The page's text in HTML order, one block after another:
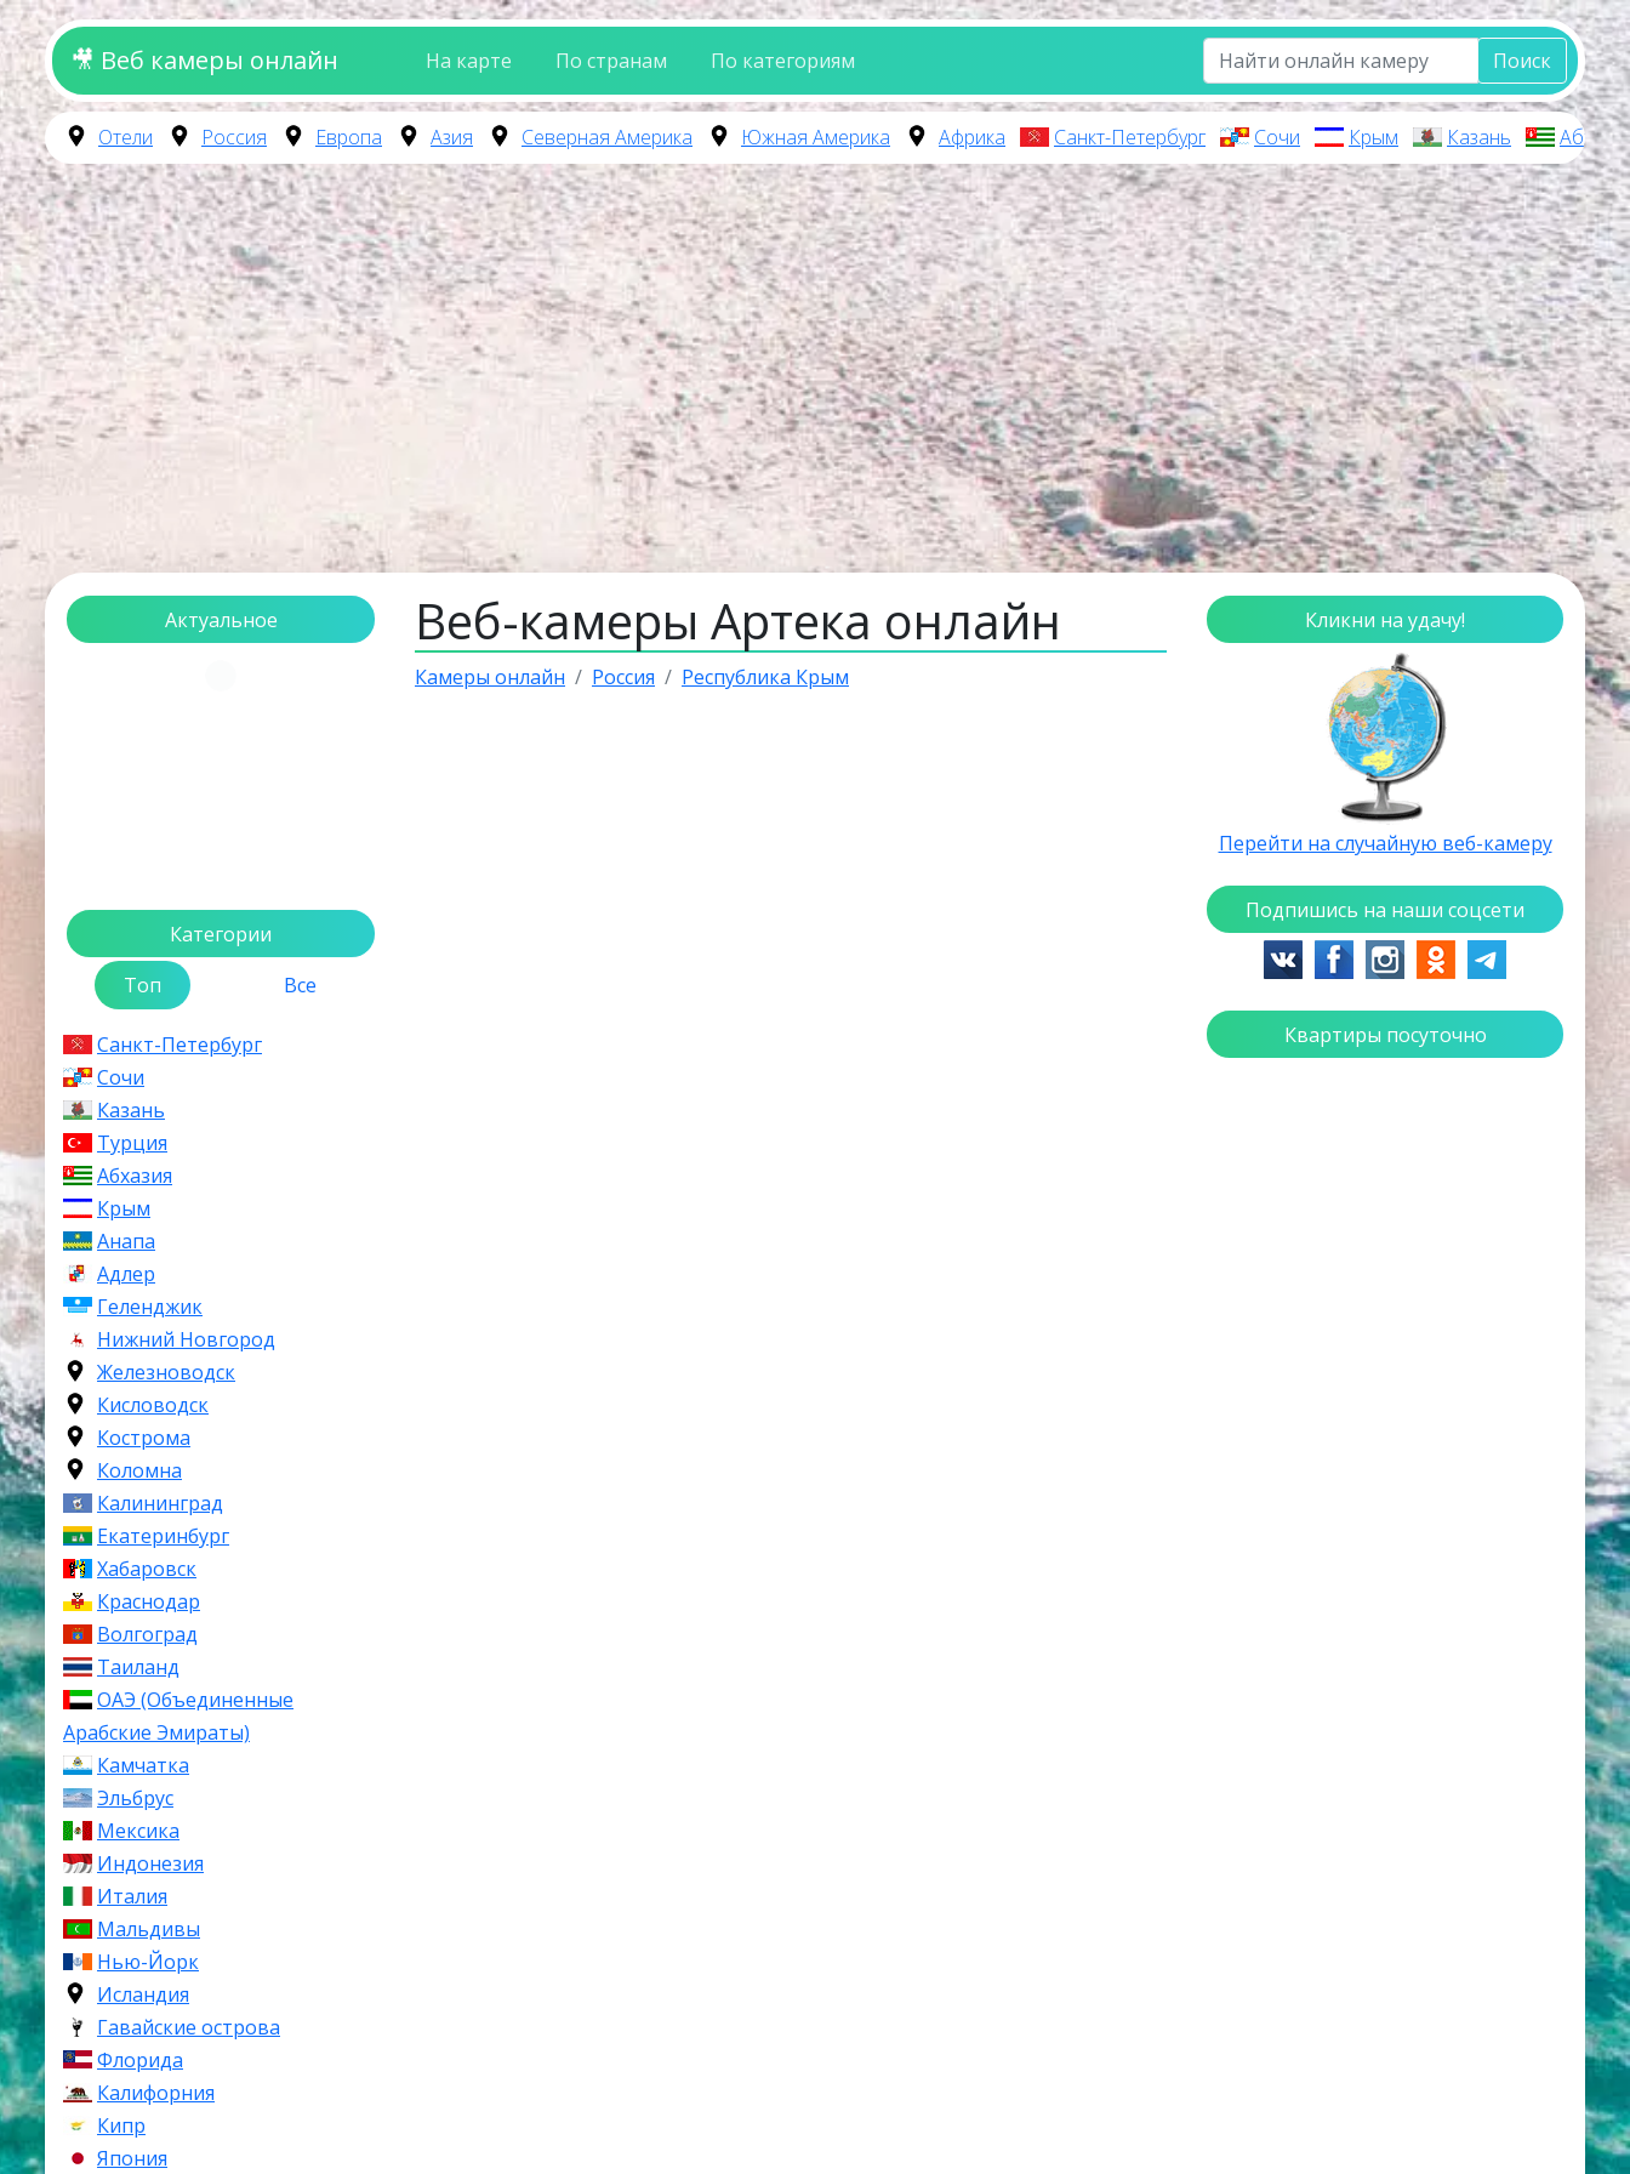
🎥 Веб камеры онлайн На карте По странам По категориям Поиск
Отели Россия Европа Азия Северная Америка Южная Америка Африка Санкт-Петербург Сочи Крым Казань
Актуальное
Категории
Топ
Все
Санкт-Петербург
Сочи
Казань
Турция
Абхазия
Крым
Анапа
Адлер
Геленджик
Нижний Новгород
Железноводск
Кисловодск
Кострома
Коломна
Калининград
Екатеринбург
Хабаровск
Краснодар
Волгоград
Таиланд
ОАЭ (Объединенные
Арабские Эмираты)
Камчатка
Эльбрус
Мексика
Индонезия
Италия
Мальдивы
Нью-Йорк
Исландия
Гавайские острова
Флорида
Калифорния
Кипр
Япония
Веб-камеры Артека онлайн
Камеры онлайн Россия Республика Крым
Кликни на удачу!
Перейти на случайную веб-камеру
Подпишись на наши соцсети
Квартиры посуточно